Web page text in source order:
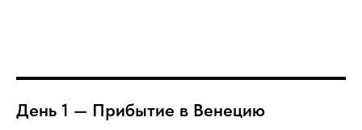
День 1 — Прибытие в Венецию